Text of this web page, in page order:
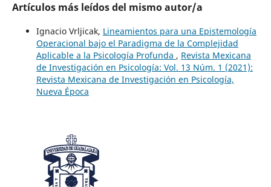
Artículos más leídos del mismo autor/a
Ignacio Vrljicak, Lineamientos para una Epistemología
Operacional bajo el Paradigma de la Complejidad
Aplicable a la Psicología Profunda , Revista Mexicana
de Investigación en Psicología: Vol. 13 Núm. 1 (2021):
Revista Mexicana de Investigación en Psicología,
Nueva Época